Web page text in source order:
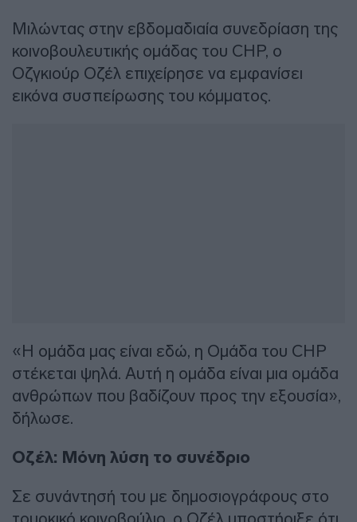
Μιλώντας στην εβδομαδιαία συνεδρίαση της
κοινοβουλευτικής ομάδας του CHP, ο
Οζγκιούρ Οζέλ επιχείρησε να εμφανίσει
εικόνα συσπείρωσης του κόμματος.
«Η ομάδα μας είναι εδώ, η Ομάδα του CHP
στέκεται ψηλά. Αυτή η ομάδα είναι μια ομάδα
ανθρώπων που βαδίζουν προς την εξουσία»,
δήλωσε.
Οζέλ: Μόνη λύση το συνέδριο
Σε συνάντησή του με δημοσιογράφους στο